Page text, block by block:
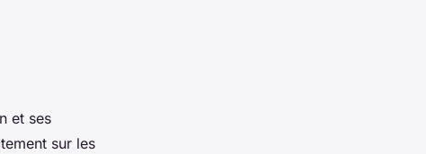
et ses
sur les